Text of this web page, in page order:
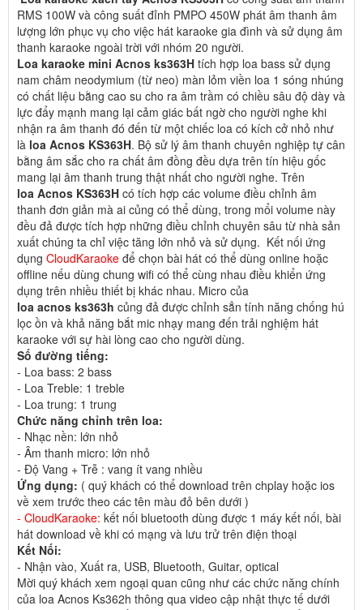
RMS 100W và công suất đỉnh PMPO 450W phát âm thanh âm
lượng lớn phục vụ cho việc hát karaoke gia đình và sử dụng âm
thanh karaoke ngoài trời với nhóm 20 người.
Loa karaoke mini Acnos ks363H tích hợp loa bass sử dụng
nam châm neodymium (từ neo) màn lỏm viền loa 1 sóng nhúng
có chất liệu bằng cao su cho ra âm trầm có chiều sâu độ dày và
lực đẩy mạnh mang lại cảm giác bất ngờ cho người nghe khi
nhận ra âm thanh đó đến từ một chiếc loa có kích cở nhỏ như
là loa Acnos KS363H. Bộ sử lý âm thanh chuyên nghiệp tự cân
bằng âm sắc cho ra chất âm đồng đều dựa trên tín hiệu gốc
mang lại âm thanh trung thật nhất cho người nghe. Trên
loa Acnos KS363H có tích hợp các volume điều chỉnh âm
thanh đơn giản mà ai củng có thể dùng, trong mổi volume này
đều đả được tích hợp những điều chỉnh chuyên sâu từ nhà sản
xuất chúng ta chỉ việc tăng lớn nhỏ và sử dụng. Kết nối ứng
dụng CloudKaraoke để chọn bài hát có thể dùng online hoặc
offline nếu dùng chung wifi có thể cùng nhau điều khiển ứng
dụng trên nhiều thiết bị khác nhau. Micro của
loa acnos ks363h củng đả được chỉnh sẳn tính năng chống hú
lọc ồn và khả năng bắt mic nhạy mang đến trải nghiệm hát
karaoke với sự hài lòng cao cho người dùng.
Số đường tiếng:
- Loa bass: 2 bass
- Loa Treble: 1 treble
- Loa trung: 1 trung
Chức năng chỉnh trên loa:
- Nhạc nền: lớn nhỏ
- Âm thanh micro: lớn nhỏ
- Độ Vang + Trễ : vang ít vang nhiều
Ứng dụng: ( quý khách có thể download trên chplay hoặc ios
về xem trước theo các tên màu đỏ bên dưới )
- CloudKaraoke: kết nối bluetooth dùng được 1 máy kết nối, bài
hát download về khi có mạng và lưu trử trên điện thoại
Kết Nối:
- Nhận vào, Xuất ra, USB, Bluetooth, Guitar, optical
Mời quý khách xem ngoại quan cũng như các chức năng chính
của loa Acnos Ks362h thông qua video cập nhật thực tế dưới